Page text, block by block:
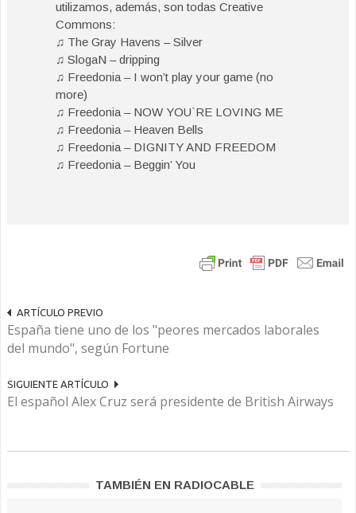
utilizamos, además, son todas Creative
Commons:
♫ The Gray Havens – Silver
♫ SlogaN – dripping
♫ Freedonia – I won’t play your game (no
more)
♫ Freedonia – NOW YOU`RE LOVING ME
♫ Freedonia – Heaven Bells
♫ Freedonia – DIGNITY AND FREEDOM
♫ Freedonia – Beggin’ You
ARTÍCULO PREVIO
España tiene uno de los "peores mercados laborales
del mundo", según Fortune
SIGUIENTE ARTÍCULO
El español Alex Cruz será presidente de British Airways
TAMBIÉN EN RADIOCABLE